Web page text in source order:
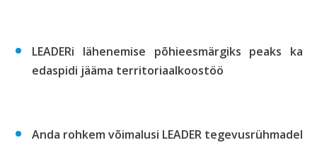
LEADERi lähenemise põhieesmärgiks peaks ka
edaspidi jääma territoriaalkoostöö
Anda rohkem võimalusi LEADER tegevusrühmadel